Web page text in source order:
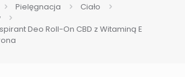
Pielęgnacja
Ciało
Deo Roll-On CBD z Witaminą E